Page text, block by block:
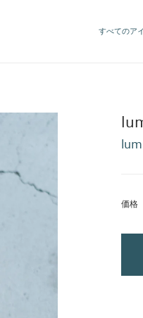
すべてのア
価格